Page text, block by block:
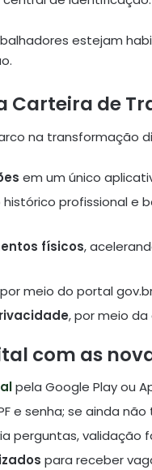
estejam
Carteira de
na transformação
em um único
histórico profissional e
físicos,
meio do portal
, por meio
com as
pela Google Play ou
e senha; se ainda
perguntas, validação
para receber